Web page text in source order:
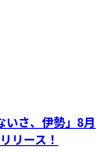
いさ、伊勢」8月
リース！